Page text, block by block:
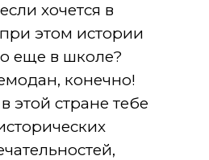
хочется в
этом истории
еще в школе?
конечно!
этой стране тебе